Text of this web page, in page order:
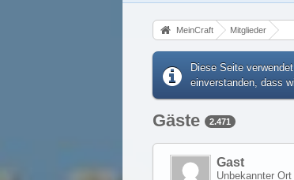
MeinCraft Mitglieder
Diese Seite
einverstanden, dass
Gäste 2.471
Gast
Unbekannter Ort